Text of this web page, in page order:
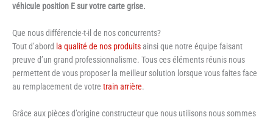
véhicule position E sur votre carte grise.
Que nous différencie-t-il de nos concurrents?
Tout d’abord la qualité de nos produits ainsi que notre équipe faisant
preuve d’un grand professionnalisme. Tous ces éléments réunis nous
permettent de vous proposer la meilleur solution lorsque vous faites face
au remplacement de votre train arrière.
Grâce aux pièces d’origine constructeur que nous utilisons nous sommes